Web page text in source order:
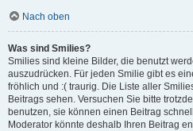
Nach oben
Was sind Smilies?
Smilies sind kleine Bilder, die benutzt
auszudrücken. Für jeden Smilie gibt es
fröhlich und :( traurig. Die Liste aller
Beitrags sehen. Versuchen Sie bitte
benutzen, sie können einen Beitrag
Moderator könnte deshalb Ihren Beitrag